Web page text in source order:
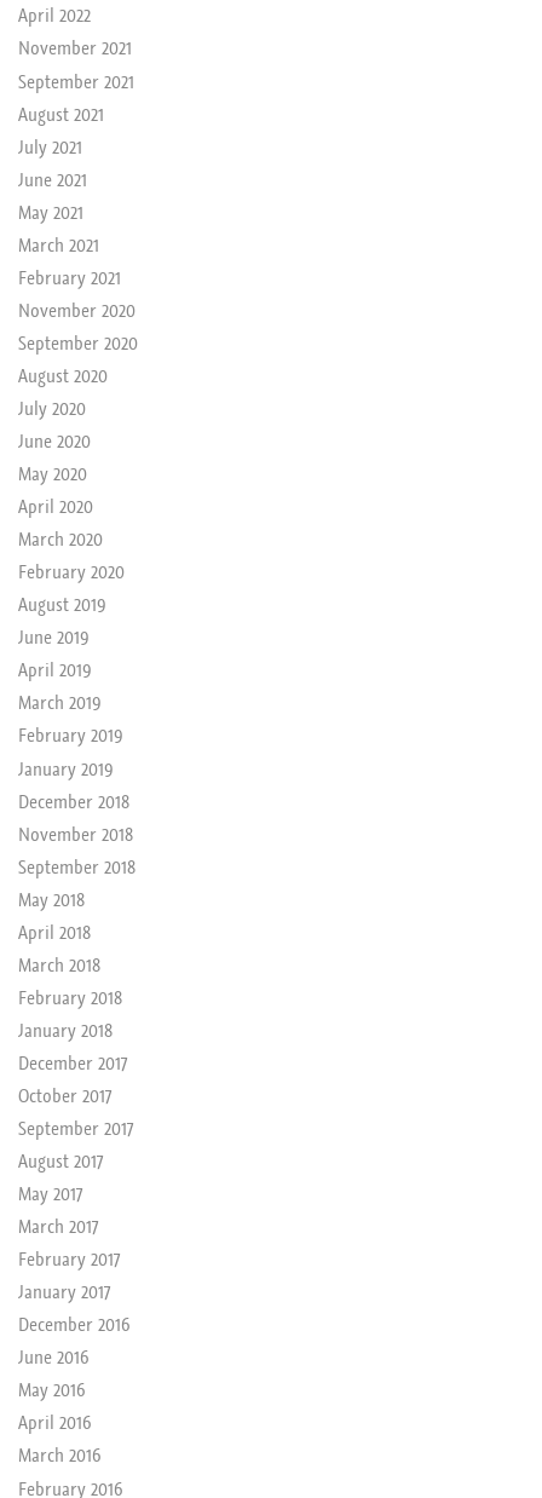
April 2022
November 2021
September 2021
August 2021
July 2021
June 2021
May 2021
March 2021
February 2021
November 2020
September 2020
August 2020
July 2020
June 2020
May 2020
April 2020
March 2020
February 2020
August 2019
June 2019
April 2019
March 2019
February 2019
January 2019
December 2018
November 2018
September 2018
May 2018
April 2018
March 2018
February 2018
January 2018
December 2017
October 2017
September 2017
August 2017
May 2017
March 2017
February 2017
January 2017
December 2016
June 2016
May 2016
April 2016
March 2016
February 2016